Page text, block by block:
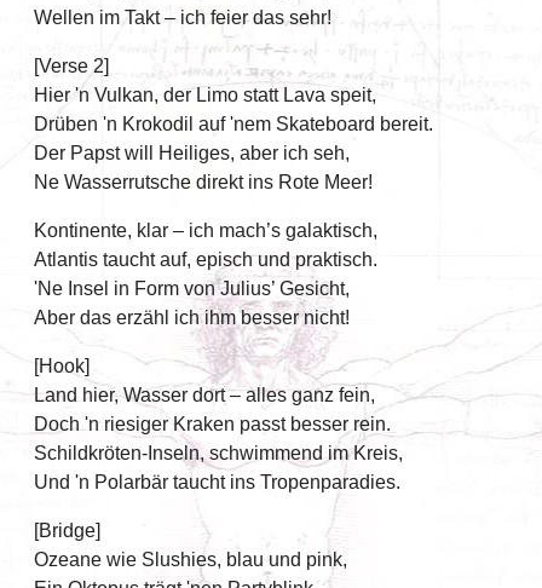
Wellen im Takt – ich feier das sehr!
[Verse 2]
Hier 'n Vulkan, der Limo statt Lava speit,
Drüben 'n Krokodil auf 'nem Skateboard bereit.
Der Papst will Heiliges, aber ich seh,
Ne Wasserrutsche direkt ins Rote Meer!
Kontinente, klar – ich mach’s galaktisch,
Atlantis taucht auf, episch und praktisch.
'Ne Insel in Form von Julius’ Gesicht,
Aber das erzähl ich ihm besser nicht!
[Hook]
Land hier, Wasser dort – alles ganz fein,
Doch 'n riesiger Kraken passt besser rein.
Schildkröten-Inseln, schwimmend im Kreis,
Und 'n Polarbär taucht ins Tropenparadies.
[Bridge]
Ozeane wie Slushies, blau und pink,